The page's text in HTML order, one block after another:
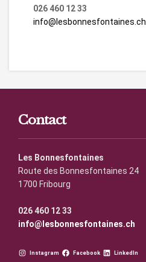
026 460 12 33
info@lesbonnesfontaines.ch
Contact
Les Bonnesfontaines
Route des Bonnesfontaines 24
1700 Fribourg
026 460 12 33
info@lesbonnesfontaines.ch
Instagram Facebook LinkedIn